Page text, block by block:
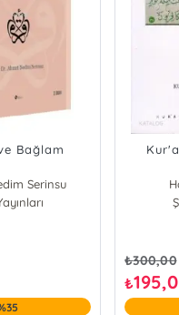
Bağlam
Serinsu
₺300,00
₺